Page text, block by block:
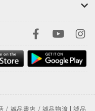
/ 誠品書店 / 誠品物流 | 誠品